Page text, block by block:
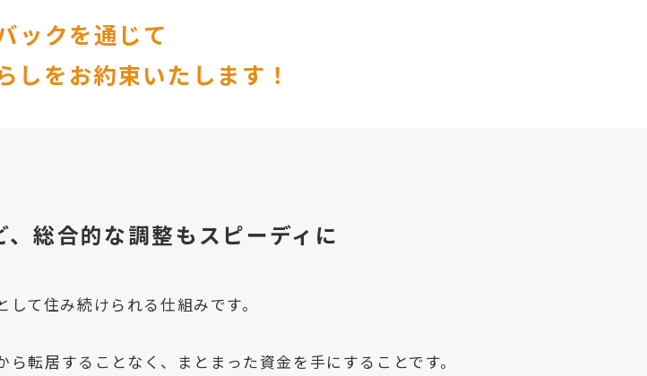
ックを通じて
しをお約束いたします！
総合的な調整もスピーディに
転居することなく、まとまった資金を手にすることです。